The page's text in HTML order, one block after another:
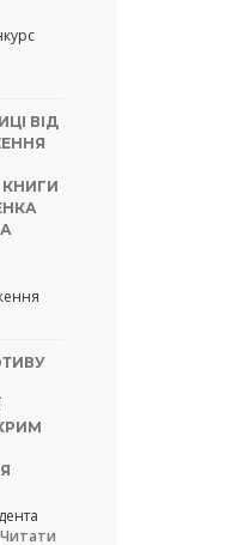
ВІД
КНИГИ
Читати